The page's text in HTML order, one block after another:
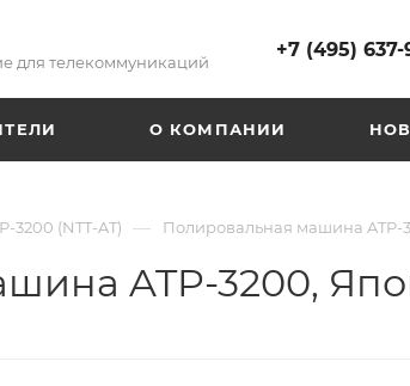
для телекоммуникаций
+7 (495) 637-
О КОМПАНИИ
3200 (NTT-AT) — Полировальная машина ATP-
ATP-3200,